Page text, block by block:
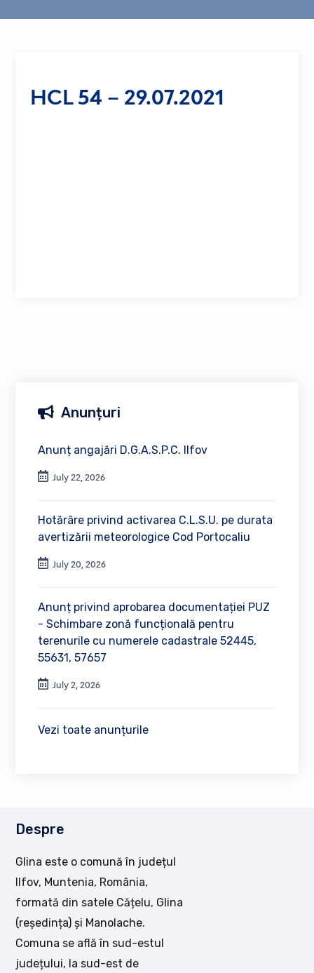
HCL 54 – 29.07.2021
Anunțuri
Anunț angajări D.G.A.S.P.C. Ilfov
July 22, 2026
Hotărâre privind activarea C.L.S.U. pe durata
avertizării meteorologice Cod Portocaliu
July 20, 2026
Anunț privind aprobarea documentației PUZ
- Schimbare zonă funcțională pentru
terenurile cu numerele cadastrale 52445,
55631, 57657
July 2, 2026
Vezi toate anunțurile
Despre
Glina este o comună în județul
Ilfov, Muntenia, România,
formată din satele Cățelu, Glina
(reședința) și Manolache.
Comuna se află în sud-estul
județului, la sud-est de